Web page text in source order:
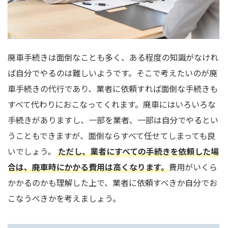
廃車手続きは面倒なことも多く、ある程度の知識がなけれ
ば自分でやるのは難しいようです。そこで考えたいのが廃
車手続きの代行であり、業者に依頼すれば面倒な手続きも
すべて代わりにおこなってくれます。廃車にはいろいろな
手続きがありますし、一部を業者、一部は自分でやるとい
うこともできますが、面倒ならすべて任せてしまっても良
いでしょう。 ただし、業者にすべての手続きを依頼した場
合は、廃車時にかかる費用は高くなります。費用がいくら
かかるのかも理解した上で、業者に依頼すべきか自分でお
こなうべきかを考えましょう。